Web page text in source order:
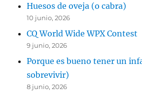
Huesos de oveja (o cabra)
10 junio, 2026
CQ World Wide WPX Contest
9 junio, 2026
Porque es bueno tener un
sobrevivir)
8 junio, 2026